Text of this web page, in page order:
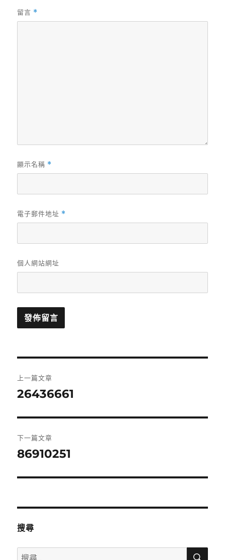
留言 *
顯示名稱 *
電子郵件地址 *
個人網站網址
章
覽
上一篇文章
上
篇
文
章:
26436661
下一篇文章
下
篇
章:
86910251
搜尋
搜
搜